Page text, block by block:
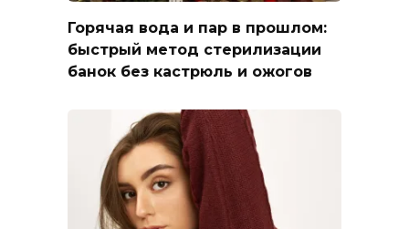
Горячая вода и пар в прошлом:
быстрый метод стерилизации
банок без кастрюль и ожогов